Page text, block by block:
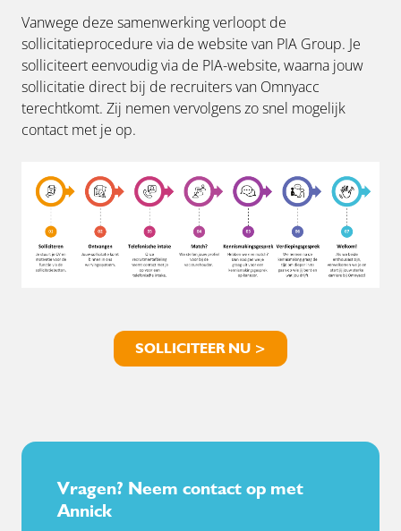
Vanwege deze samenwerking verloopt de
sollicitatieprocedure via de website van PIA Group. Je
solliciteert eenvoudig via de PIA-website, waarna jouw
sollicitatie direct bij de recruiters van Omnyacc
terechtkomt. Zij nemen vervolgens zo snel mogelijk
contact met je op.
SOLLICITEER NU >
Vragen? Neem contact op met
Annick